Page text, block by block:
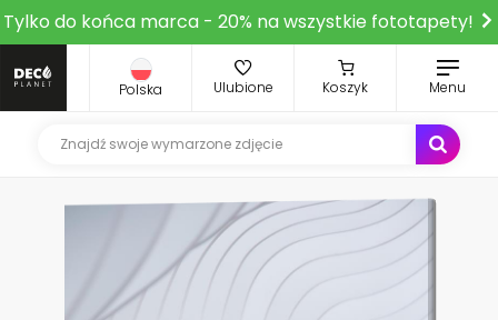
Tylko do końca marca - 20% na wszystkie fototapety!
Polska Ulubione Koszyk Menu